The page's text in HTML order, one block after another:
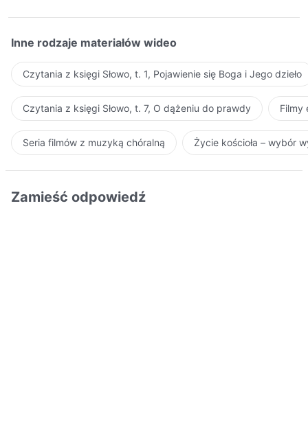
Inne rodzaje materiałów wideo
Czytania z księgi Słowo, t. 1, Pojawienie się Boga i Jego dzieło
Czytania z księgi Słowo, t. 7, O dążeniu do prawdy Filmy
Seria filmów z muzyką chóralną Życie kościoła – wybór
Zamieść odpowiedź